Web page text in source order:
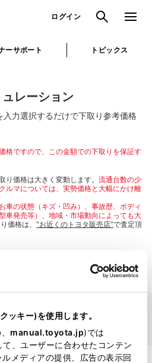
ッキー)を使用します。
manual.toyota.jp)では
、ユーザーに合わせたコンテン
メディアの提供、広告の表示回
ログイン 検索 メニュ
ーサポート トピックス
レーション
力選択するだけで下取り参考価格
格ですので、この金額での下取りを保証す
り価格は大きく変動します。 流通台数の少
ルマについては、実勢価格と大幅にかけ離
車の状態（キズ・凹み）、事故歴、ボディ
車発売等）、地域・市場動向によっても大
価格は、 “お近くのトヨタ販売店”で査定頂
を選択